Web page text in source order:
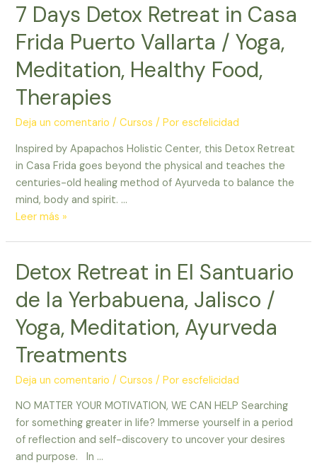
7 Days Detox Retreat in Casa
Frida Puerto Vallarta / Yoga,
Meditation, Healthy Food,
Therapies
Deja un comentario /Cursos / Porescfelicidad
Inspired by Apapachos Holistic Center, this Detox Retreat
in Casa Frida goes beyond the physical and teaches the
centuries-old healing method of Ayurveda to balance the
mind, body and spirit. …
7
Retreat
in
Casa
Frida
Puerto
Vallarta
Yoga,
Meditation,
Healthy
Food,
Therapies
Leer más »
Detox Retreat in El Santuario
de la Yerbabuena, Jalisco /
Yoga, Meditation, Ayurveda
Treatments
Deja un comentario /Cursos / Porescfelicidad
NO MATTER YOUR MOTIVATION, WE CAN HELP Searching
for something greater in life? Immerse yourself in a period
of reflection and self-discovery to uncover your desires
and purpose. In …